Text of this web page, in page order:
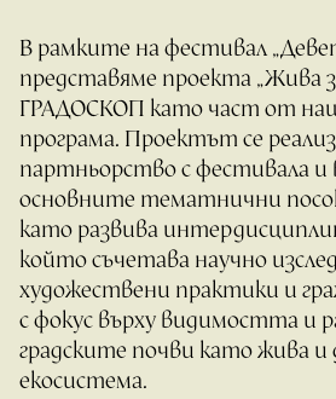
В рамките на фестивал
представяме проекта „Жива
ГРАДОСКОП като част от
програма. Проектът се
партньорство с фестивала и
основните тематнични
като развива
който съчетава научно
художествени практики и
с фокус върху видимостта и
градските почви като жива
екосистема.